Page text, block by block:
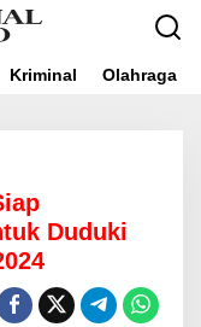
Kriminal Olahraga
Duduki